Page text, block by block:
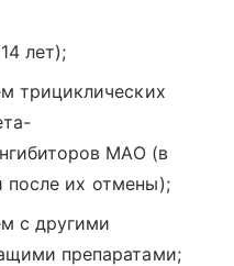
лет);
трициклических
МАО (в
после их отмены);
с другими
препаратами;